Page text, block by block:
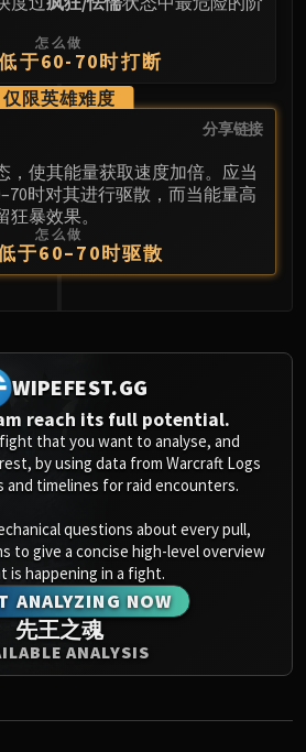
怎么做
于60-70时打断
仅限英雄难度
分享链接
，使其能量获取速度加倍。应当
时对其进行驱散，而当能量高
暴效果。
怎么做
于60–70时驱散
WIPEFEST.GG
reach its full potential.
that you want to analyse, and
by using data from Warcraft Logs
and timelines for raid encounters.
questions about every pull,
to give a concise high-level overview
is happening in a fight.
ANALYZING NOW
先王之魂
ANALYSIS